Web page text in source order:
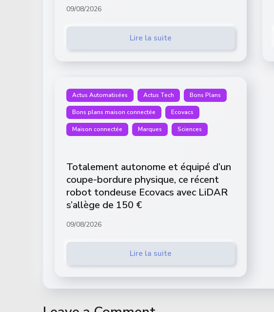
09/08/2026
Lire la suite
Actus Automatisées Actus Tech Bons Plans
Bons plans maison connectée Ecovacs
Maison connectée Marques Sciences
Totalement autonome et équipé d’un
coupe-bordure physique, ce récent
robot tondeuse Ecovacs avec LiDAR
s’allège de 150 €
09/08/2026
Lire la suite